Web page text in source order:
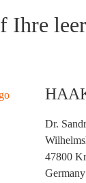
Ihre
Dr.
47800